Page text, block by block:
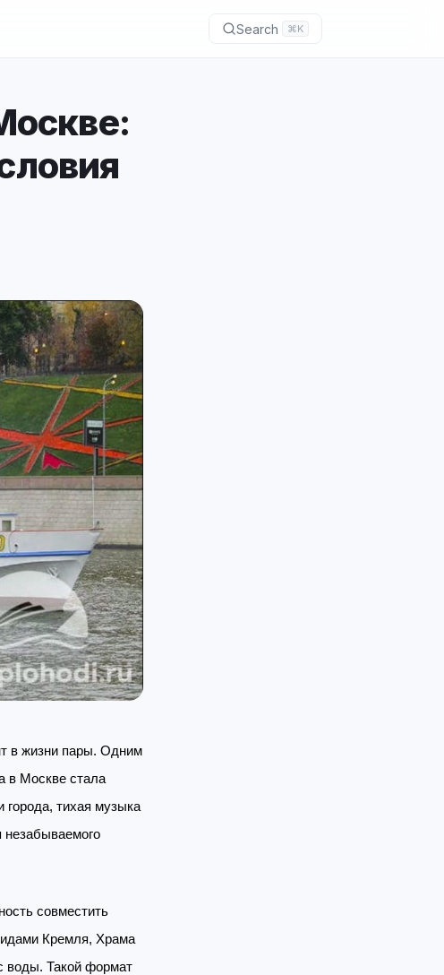
Search ⌘K
в жизни пары. Одним
в Москве стала
города, тихая музыка
совместить
Кремля, Храма
воды. Такой формат